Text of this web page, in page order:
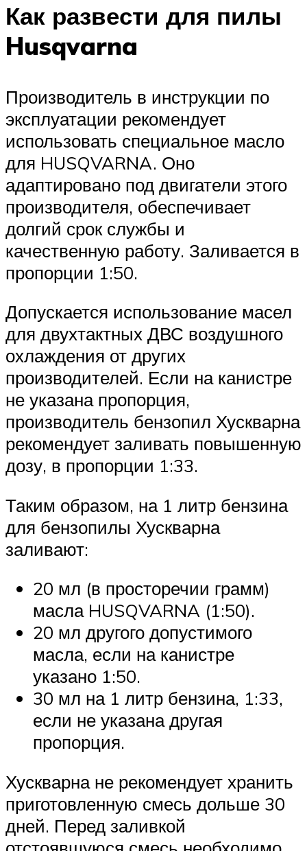
Как развести для пилы
Husqvarna
Производитель в инструкции по
эксплуатации рекомендует
использовать специальное масло
для HUSQVARNA. Оно
адаптировано под двигатели этого
производителя, обеспечивает
долгий срок службы и
качественную работу. Заливается в
пропорции 1:50.
Допускается использование масел
для двухтактных ДВС воздушного
охлаждения от других
производителей. Если на канистре
не указана пропорция,
производитель бензопил Хускварна
рекомендует заливать повышенную
дозу, в пропорции 1:33.
Таким образом, на 1 литр бензина
для бензопилы Хускварна
заливают:
20 мл (в просторечии грамм)
масла HUSQVARNA (1:50).
20 мл другого допустимого
масла, если на канистре
указано 1:50.
30 мл на 1 литр бензина, 1:33,
если не указана другая
пропорция.
Хускварна не рекомендует хранить
приготовленную смесь дольше 30
дней. Перед заливкой